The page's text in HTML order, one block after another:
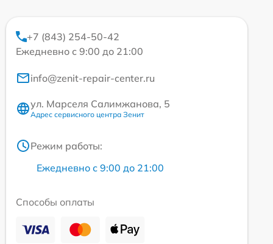
+7 (843) 254-50-42
Ежедневно с 9:00 до 21:00
info@zenit-repair-center.ru
ул. Марселя Салимжанова, 5
Адрес сервисного центра Зенит
Режим работы:
Ежедневно с 9:00 до 21:00
Способы оплаты